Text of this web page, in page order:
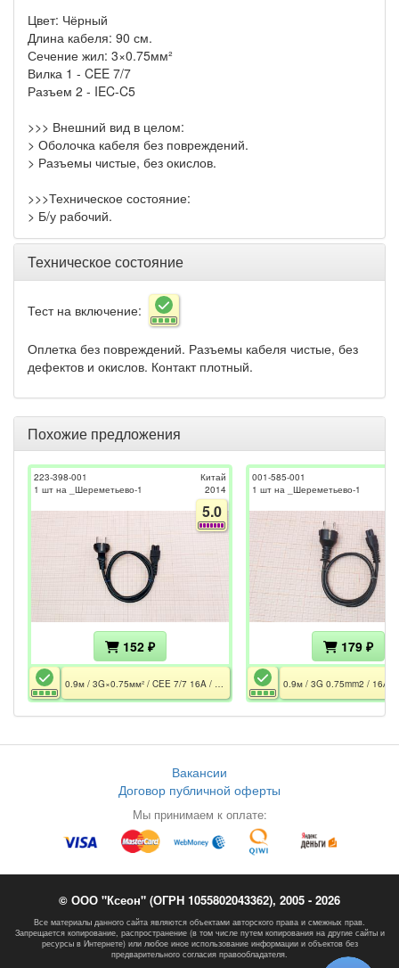
Цвет: Чёрный
Длина кабеля: 90 см.
Сечение жил: 3×0.75мм²
Вилка 1 - CEE 7/7
Разъем 2 - IEC-C5
>>> Внешний вид в целом:
> Оболочка кабеля без повреждений.
> Разъемы чистые, без окислов.
>>>Техническое состояние:
> Б/у рабочий.
Техническое состояние
Тест на включение:
Оплетка без повреждений. Разъемы кабеля чистые, без
дефектов и окислов. Контакт плотный.
Похожие предложения
223-398-001
1 шт на _Шереметьево-1
Китай
2014
5.0
152 ₽
0.9м / 3G×0.75мм² / CEE 7/7 16A / C5 2.5A / Чёрный
001-585-001
1 шт на _Шереметьево-1
179 ₽
Вакансии
Договор публичной оферты
Мы принимаем к оплате:
© ООО "Ксеон" (ОГРН 1055802043362), 2005 - 2026
Все материалы данного сайта являются объектами авторского права и смежных прав.
Запрещается копирование, распространение (в том числе путем копирования на другие сайты и
ресурсы в Интернете) или любое иное использование информации и объектов без
предварительного согласия правообладателя.